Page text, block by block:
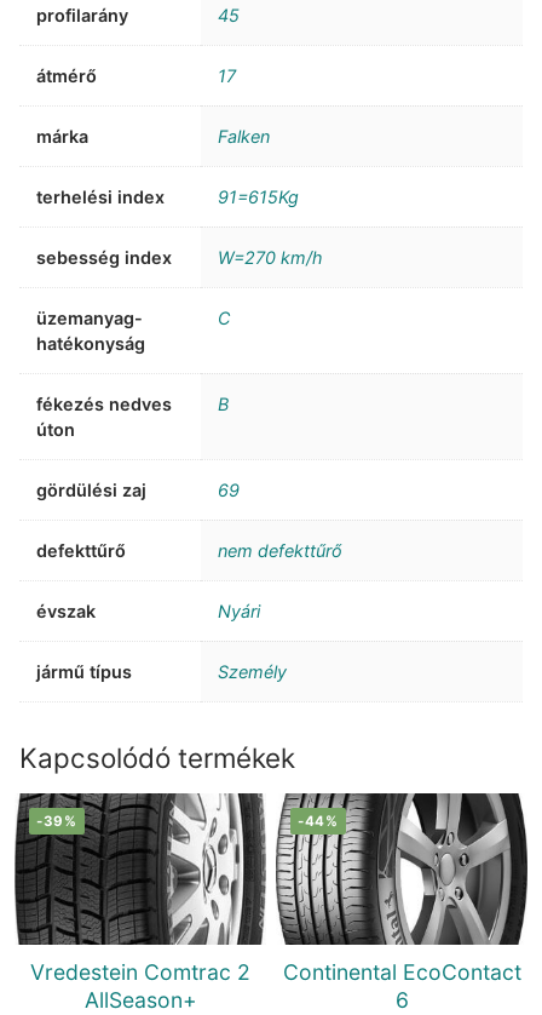
profilarány 45
átmérő 17
márka Falken
terhelési index 91=615Kg
sebesség index W=270 km/h
üzemanyag-
hatékonyság
C
fékezés nedves
úton
B
gördülési zaj 69
defekttűrő nem defekttűrő
évszak Nyári
jármű típus Személy
Kapcsolódó termékek
-39%
Vredestein Comtrac 2
AllSeason+
-44%
Continental EcoContact
6